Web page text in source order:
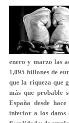
enero y marzo las
1,095 billones de
que la riqueza que
más que probable
España desde
inferior a los datos